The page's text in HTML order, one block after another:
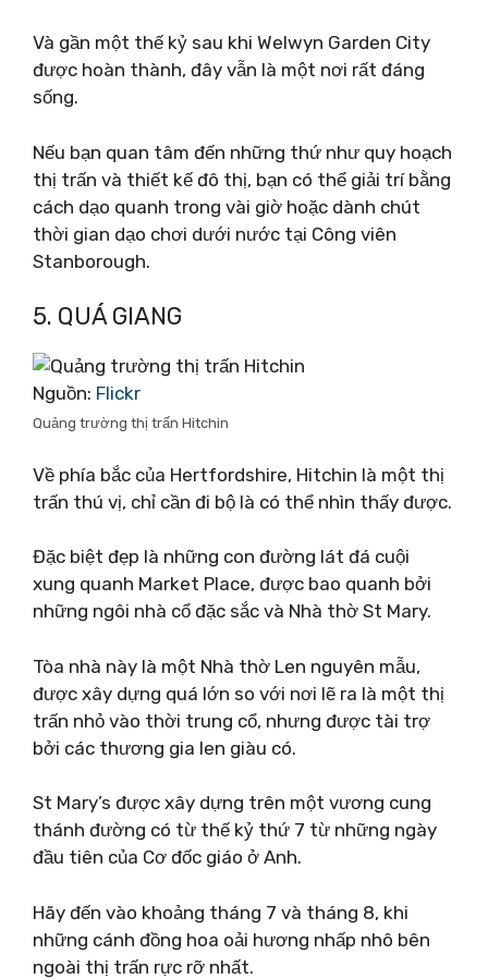
Và gần một thế kỷ sau khi Welwyn Garden City
được hoàn thành, đây vẫn là một nơi rất đáng
sống.
Nếu bạn quan tâm đến những thứ như quy hoạch
thị trấn và thiết kế đô thị, bạn có thể giải trí bằng
cách dạo quanh trong vài giờ hoặc dành chút
thời gian dạo chơi dưới nước tại Công viên
Stanborough.
5. QUÁ GIANG
Nguồn: Flickr
Quảng trường thị trấn Hitchin
Về phía bắc của Hertfordshire, Hitchin là một thị
trấn thú vị, chỉ cần đi bộ là có thể nhìn thấy được.
Đặc biệt đẹp là những con đường lát đá cuội
xung quanh Market Place, được bao quanh bởi
những ngôi nhà cổ đặc sắc và Nhà thờ St Mary.
Tòa nhà này là một Nhà thờ Len nguyên mẫu,
được xây dựng quá lớn so với nơi lẽ ra là một thị
trấn nhỏ vào thời trung cổ, nhưng được tài trợ
bởi các thương gia len giàu có.
St Mary’s được xây dựng trên một vương cung
thánh đường có từ thế kỷ thứ 7 từ những ngày
đầu tiên của Cơ đốc giáo ở Anh.
Hãy đến vào khoảng tháng 7 và tháng 8, khi
những cánh đồng hoa oải hương nhấp nhô bên
ngoài thị trấn rực rỡ nhất.